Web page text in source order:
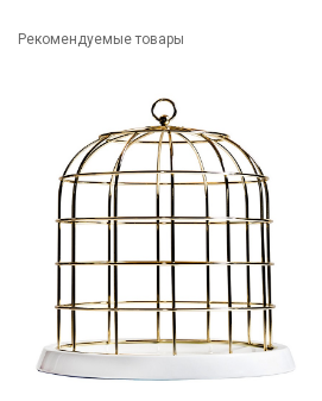
Рекомендуемые товары